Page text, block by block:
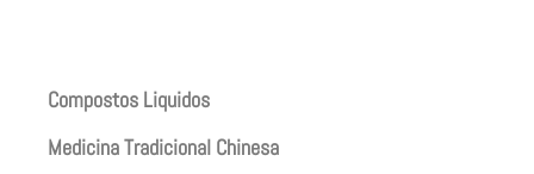
Compostos Liquidos
Medicina Tradicional Chinesa